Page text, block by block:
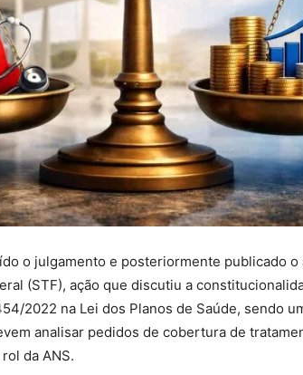
o julgamento e posteriormente publicado o
(STF), ação que discutiu a
2022 na Lei dos Planos de Saúde, sendo
analisar pedidos de cobertura de
da ANS.